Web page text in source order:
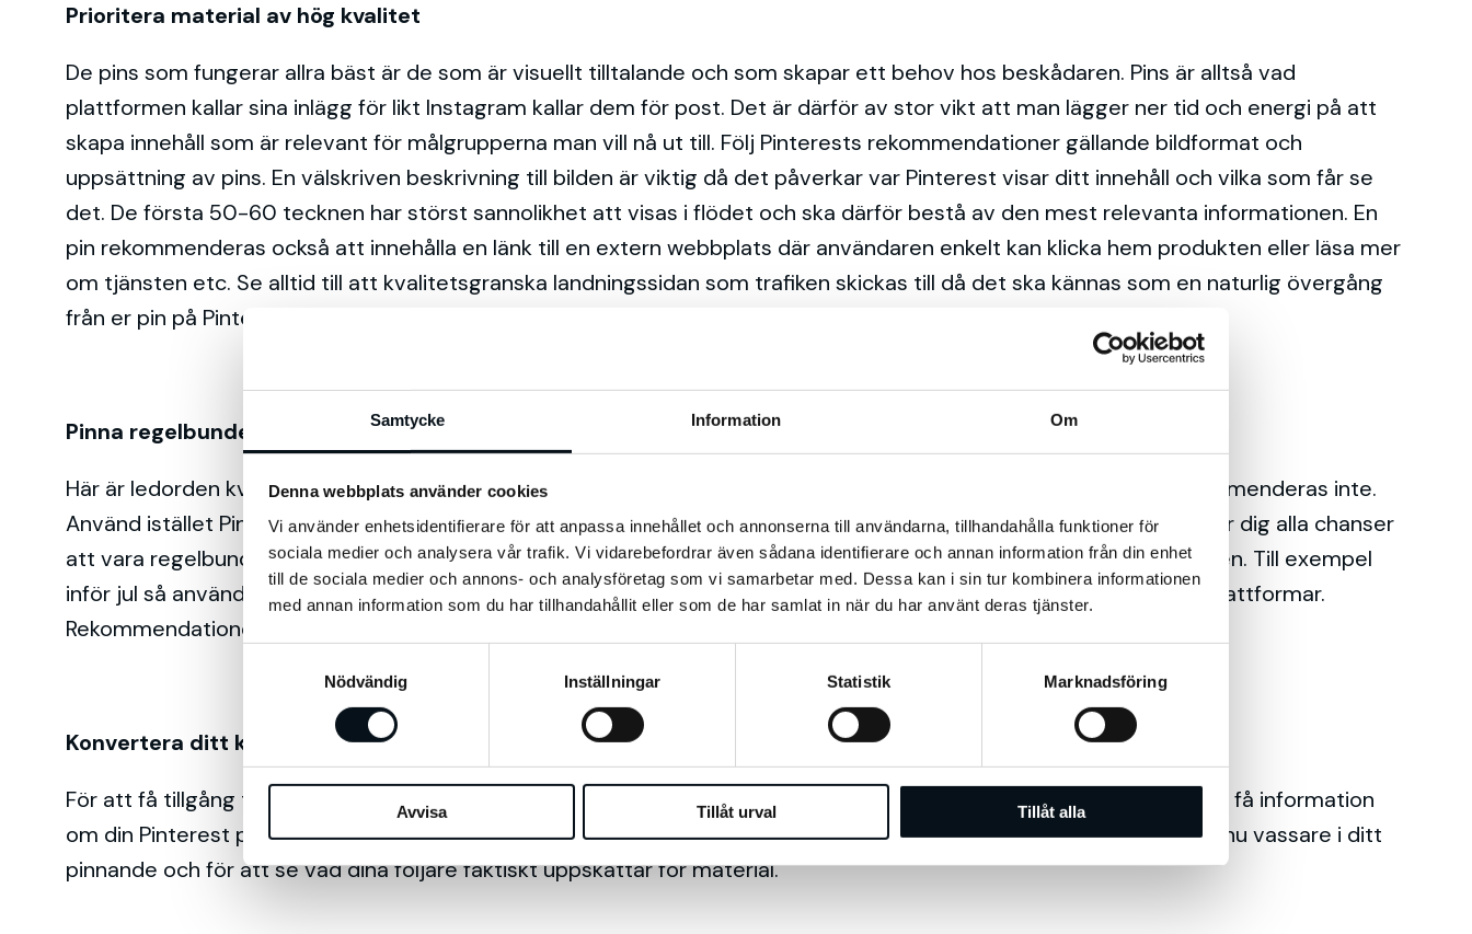
Samtycke Information Om
Denna webbplats använder cookies
Vi använder enhetsidentifierare för att anpassa innehållet och annonserna till användarna, tillhandahålla funktioner för
sociala medier och analysera vår trafik. Vi vidarebefordrar även sådana identifierare och annan information från din enhet
till de sociala medier och annons- och analysföretag som vi samarbetar med. Dessa kan i sin tur kombinera informationen
med annan information som du har tillhandahållit eller som de har samlat in när du har använt deras tjänster.
e
s
Nödvändig Inställningar Statistik Marknadsföring
Avvisa Tillåt urval Tillåt alla
Prioritera material av hög kvalitet
De pins som fungerar allra bäst är de som är visuellt tilltalande och som skapar ett behov hos beskådaren. Pins är alltså vad
plattformen kallar sina inlägg för likt Instagram kallar dem för post. Det är därför av stor vikt att man lägger ner tid och energi på att
skapa innehåll som är relevant för målgrupperna man vill nå ut till. Följ Pinterests rekommendationer gällande bildformat och
uppsättning av pins. En välskriven beskrivning till bilden är viktig då det påverkar var Pinterest visar ditt innehåll och vilka som får se
det. De första 50-60 tecknen har störst sannolikhet att visas i flödet och ska därför bestå av den mest relevanta informationen. En
pin rekommenderas också att innehålla en länk till en extern webbplats där användaren enkelt kan klicka hem produkten eller läsa mer
om tjänsten etc. Se alltid till att kvalitetsgranska landningssidan som trafiken skickas till då det ska kännas som en naturlig övergång
från er pin på Pinterest till webbplatsen.
Pinna regelbundet
Här är ledorden kvalitét framför kvantitet. Att spamma genom att pinna väldigt många bilder på samma gång rekommenderas inte.
Använd istället Pinterest egna schemaläggningsverktyg som låter dig planera pins upp till två veckor i förväg. Det ger dig alla chanser
att vara regelbunden med ditt pinnande. Se även till att börja pinna säsongsinnehåll långt innan helgdagen är kommen. Till exempel
inför jul så använder människor Pinterest för att planera och inhämta inspiration långt innan de vänder sig till andra plattformar.
Rekommendationen är att börja pinna ca 30-45 dagar i förväg.
Konvertera ditt konto till ett företagskonto
För att få tillgång till Pinterest egna analysverktyg behöver du ha ett företagskonto. I Pinterest Analytics kan du både få information
om din Pinterest plattform, analysera dina följare och aktivitet från din webbplats. Ett riktigt bra verktyg för att bli ännu vassare i ditt
pinnande och för att se vad dina följare faktiskt uppskattar för material.